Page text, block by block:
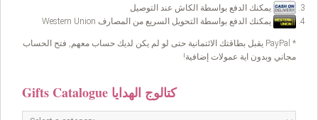
يمكنك الدفع بواسطة الكاش عند التوصيل
يمكنك الدفع بواسطة التحويل السريع من المصارف Western Union
* PayPal يقبل بطاقتك الائتمانية حتى لو لم يكن لديك حساب معهم, فتح الحساب
مجاني وبدون اية عمولات إضافية!
Gifts Catalogue كتالوج الهدايا